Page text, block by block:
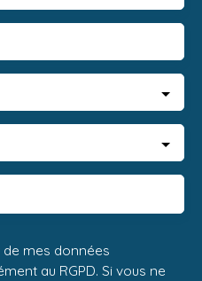
mes données
au RGPD. Si vous ne